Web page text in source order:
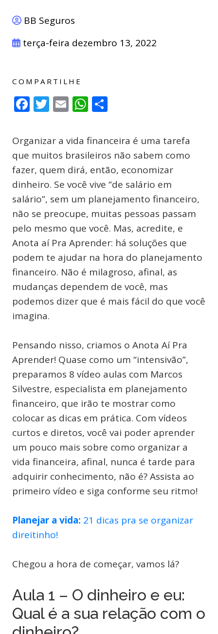
BB Seguros
terça-feira dezembro 13, 2022
COMPARTILHE
Facebook
Twitter
EmailWhatsApp
Organizar a vida financeira é uma tarefa
que muitos brasileiros não sabem como
fazer, quem dirá, então, economizar
dinheiro. Se você vive “de salário em
salário”, sem um planejamento financeiro,
não se preocupe, muitas pessoas passam
pelo mesmo que você. Mas, acredite, e
Anota aí Pra Aprender: há soluções que
podem te ajudar na hora do planejamento
financeiro. Não é milagroso, afinal, as
mudanças dependem de você, mas
podemos dizer que é mais fácil do que você
imagina.
Pensando nisso, criamos o Anota Aí Pra
Aprender! Quase como um “intensivão”,
preparamos 8 vídeo aulas com Marcos
Silvestre, especialista em planejamento
financeiro, que irão te mostrar como
colocar as dicas em prática. Com vídeos
curtos e diretos, você vai poder aprender
um pouco mais sobre como organizar a
vida financeira, afinal, nunca é tarde para
adquirir conhecimento, não é? Assista ao
primeiro vídeo e siga conforme seu ritmo!
Planejar a vida: 21 dicas pra se organizar
direitinho!
Chegou a hora de começar, vamos lá?
Aula 1 – O dinheiro e eu:
Qual é a sua relação com o